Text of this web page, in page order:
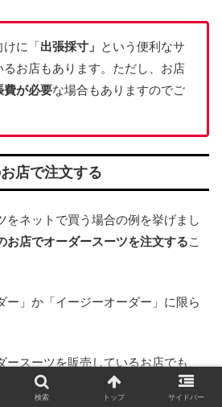
けに「出張採寸」 という便利なサ
お店もあります。ただし、お店
費が必要な場合もありますのでご
店で注文する
をネットで買う場合の例を挙げまし
お店でオーダースーツを注文するこ
ー」か「イージーオーダー」に限ら
ースーツを販売しているお店でも、
客様のみ受け付ける という場合も多
検索 トップ サイドバー